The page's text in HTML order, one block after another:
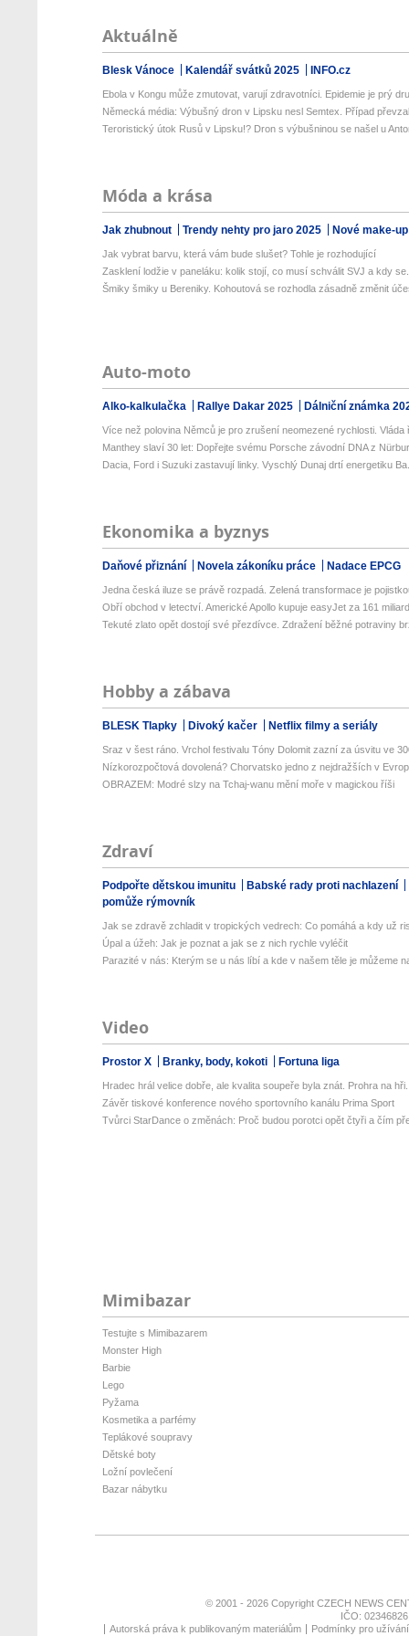
Aktuálně
Blesk Vánoce Kalendář svátků 2025 INFO.cz
Ebola v Kongu může zmutovat, varují zdravotníci. Epidemie je prý
Německá média: Výbušný dron v Lipsku nesl Semtex. Případ
Teroristický útok Rusů v Lipsku!? Dron s výbušninou se našel u
Móda a krása
Jak zhubnout Trendy nehty pro jaro 2025 Nové make-
Jak vybrat barvu, která vám bude slušet? Tohle je rozhodující
Zasklení lodžie v paneláku: kolik stojí, co musí schválit SVJ a kdy
Šmiky šmiky u Bereniky. Kohoutová se rozhodla zásadně změnit
Auto-moto
Alko-kalkulačka Rallye Dakar 2025 Dálniční známka
Více než polovina Němců je pro zrušení neomezené rychlosti. Vláda
Manthey slaví 30 let: Dopřejte svému Porsche závodní DNA z
Dacia, Ford i Suzuki zastavují linky. Vyschlý Dunaj drtí energetiku
Ekonomika a byznys
Daňové přiznání Novela zákoníku práce Nadace EPCG
Jedna česká iluze se právě rozpadá. Zelená transformace je
Obří obchod v letectví. Americké Apollo kupuje easyJet za 161
Tekuté zlato opět dostojí své přezdívce. Zdražení běžné potraviny
Hobby a zábava
BLESK Tlapky Divoký kačer Netflix filmy a seriály
Sraz v šest ráno. Vrchol festivalu Tóny Dolomit zazní za úsvitu ve
Nízkorozpočtová dovolená? Chorvatsko jedno z nejdražších v
OBRAZEM: Modré slzy na Tchaj-wanu mění moře v magickou říši
Zdraví
Podpořte dětskou imunitu
Babské rady proti nachlazení
pomůže rýmovník
Jak se zdravě zchladit v tropických vedrech: Co pomáhá a kdy už
Úpal a úžeh: Jak je poznat a jak se z nich rychle vyléčit
Parazité v nás: Kterým se u nás líbí a kde v našem těle je můžeme
Video
Prostor X Branky, body, kokoti Fortuna liga
Hradec hrál velice dobře, ale kvalita soupeře byla znát. Prohra na
Závěr tiskové konference nového sportovního kanálu Prima Sport
Tvůrci StarDance o změnách: Proč budou porotci opět čtyři a čím
Mimibazar
Testujte s Mimibazarem
Monster High
Barbie
Lego
Pyžama
Kosmetika a parfémy
Teplákové soupravy
Dětské boty
Ložní povlečení
Bazar nábytku
© 2001 - 2026 Copyright CZECH NEWS
IČO:
Autorská práva k publikovaným materiálům
Podmínky pro